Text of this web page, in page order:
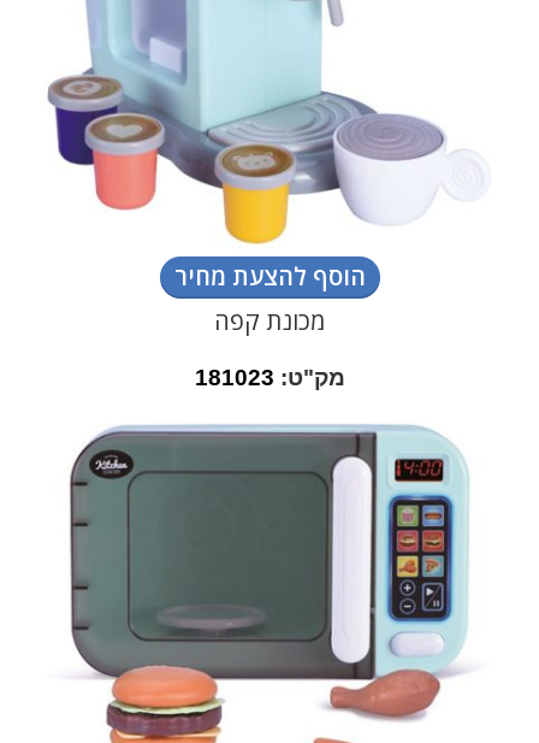
הוסף להצעת מחיר
מכונת קפה
מק"ט: 181023